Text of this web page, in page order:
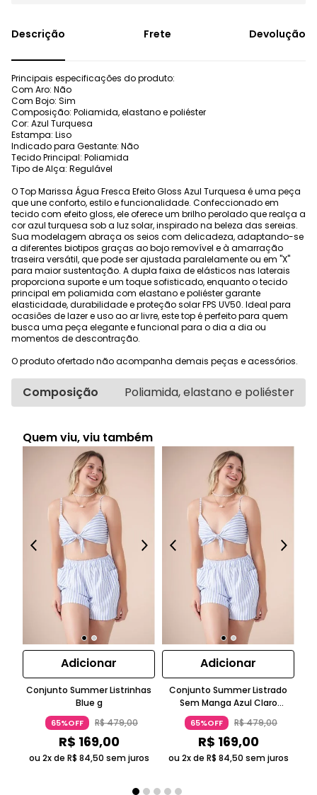
Frete Devolução
Principais especificações do produto:
Com Aro: Não
Com Bojo: Sim
Composição: Poliamida, elastano e poliéster
Cor: Azul Turquesa
Estampa: Liso
Indicado para Gestante: Não
Tecido Principal: Poliamida
Tipo de Alça: Regulável
O Top Marissa Água Fresca Efeito Gloss Azul Turquesa é uma peça
que une conforto, estilo e funcionalidade. Confeccionado em
tecido com efeito gloss, ele oferece um brilho perolado que realça a
cor azul turquesa sob a luz solar, inspirado na beleza das sereias.
Sua modelagem abraça os seios com delicadeza, adaptando-se
a diferentes biotipos graças ao bojo removível e à amarração
traseira versátil, que pode ser ajustada paralelamente ou em "X"
para maior sustentação. A dupla faixa de elásticos nas laterais
proporciona suporte e um toque sofisticado, enquanto o tecido
principal em poliamida com elastano e poliéster garante
elasticidade, durabilidade e proteção solar FPS UV50. Ideal para
ocasiões de lazer e uso ao ar livre, este top é perfeito para quem
busca uma peça elegante e funcional para o dia a dia ou
momentos de descontração.
O produto ofertado não acompanha demais peças e acessórios.
Composição Poliamida, elastano e poliéster
Quem viu, viu também
Adicionar
Conjunto Summer Listrinhas
Blue g
65%OFF R$479,00
R$ 169,00
ou 2x de R$ 84,50 sem juros
Adicionar
Conjunto Summer Listrado
Sem Manga Azul Claro
Suntime
65%OFF R$479,00
R$ 169,00
ou 2x de R$ 84,50 sem juros